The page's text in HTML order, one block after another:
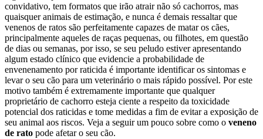
convidativo, tem formatos que irão atrair não só cachorros, mas
quaisquer animais de estimação, e nunca é demais ressaltar que
venenos de ratos são perfeitamente capazes de matar os cães,
principalmente aqueles de raças pequenas, ou filhotes, em questão
de dias ou semanas, por isso, se seu peludo estiver apresentando
algum estado clínico que evidencie a probabilidade de
envenenamento por raticida é importante identificar os sintomas e
levar o seu cão para um veterinário o mais rápido possível. Por este
motivo também é extremamente importante que qualquer
proprietário de cachorro esteja ciente a respeito da toxicidade
potencial dos raticidas e tome medidas a fim de evitar a exposição de
seu animal aos riscos. Veja a seguir um pouco sobre como o veneno
de rato pode afetar o seu cão.